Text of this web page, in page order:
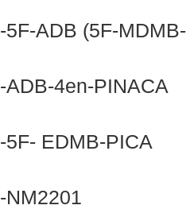
-5F-ADB (5F-
-ADB-4en-PINACA
-5F- EDMB-PICA
-NM2201